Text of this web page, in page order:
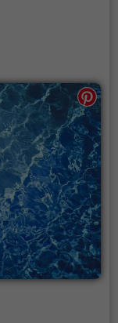
jeder auf
kann die
hierzu